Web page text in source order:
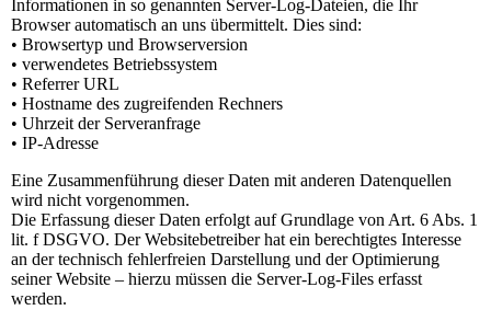
Informationen in so genannten Server-Log-Dateien, die Ihr
Browser automatisch an uns übermittelt. Dies sind:
• Browsertyp und Browserversion
• verwendetes Betriebssystem
• Referrer URL
• Hostname des zugreifenden Rechners
• Uhrzeit der Serveranfrage
• IP-Adresse
Eine Zusammenführung dieser Daten mit anderen Datenquellen
wird nicht vorgenommen.
Die Erfassung dieser Daten erfolgt auf Grundlage von Art. 6 Abs. 1
lit. f DSGVO. Der Websitebetreiber hat ein berechtigtes Interesse
an der technisch fehlerfreien Darstellung und der Optimierung
seiner Website – hierzu müssen die Server-Log-Files erfasst
werden.